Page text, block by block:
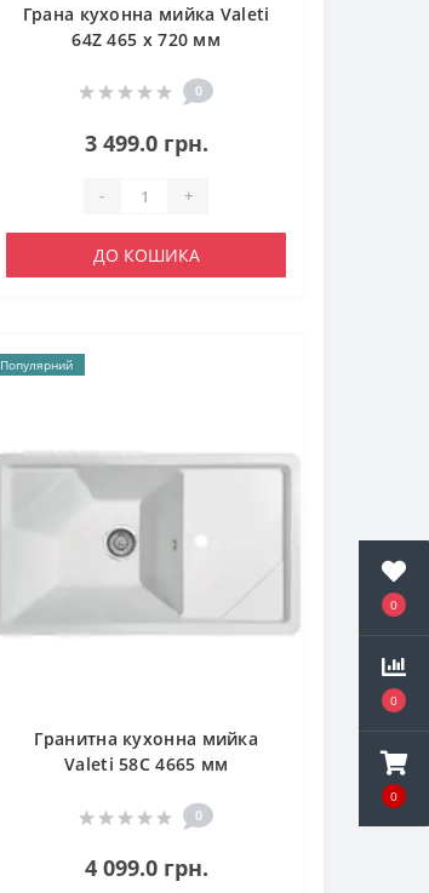
0
0
0
Грана кухонна мийка Valeti
64Z 465 x 720 мм
0
3 499.0 грн.
- +
ДО КОШИКА
Популярний
Гранитна кухонна мийка
Valeti 58C 4665 мм
0
4 099.0 грн.